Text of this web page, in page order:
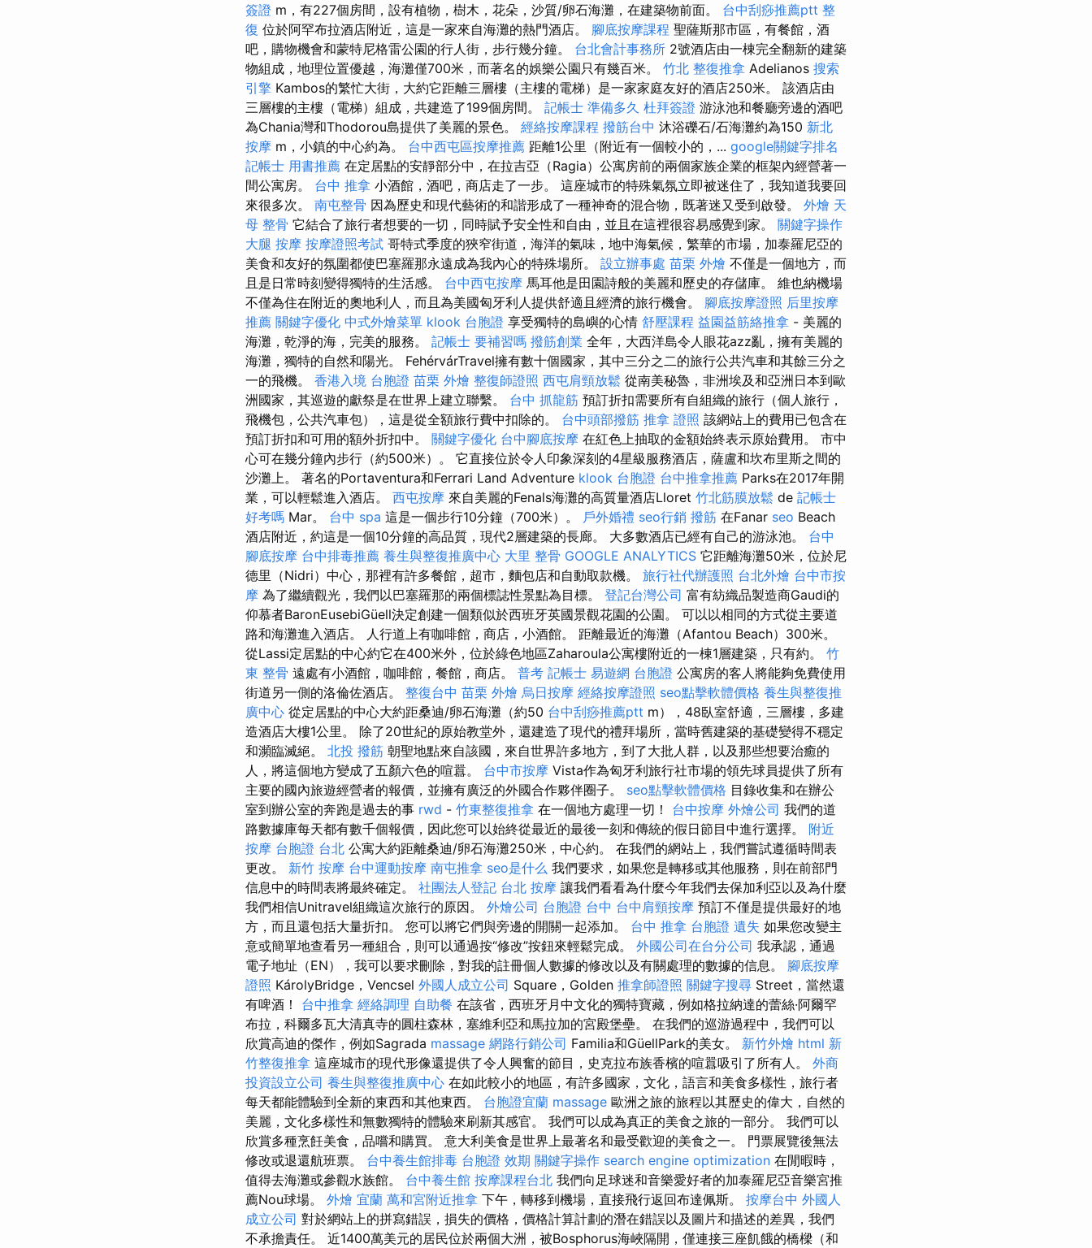
簽證 m，有227個房間，設有植物，樹木，花朵，沙質/卵石海灘，在建築物前面。 台中刮痧推薦ptt 整
復 位於阿罕布拉酒店附近，這是一家來自海灘的熱門酒店。 腳底按摩課程 聖薩斯那市區，有餐館，酒
吧，購物機會和蒙特尼格雷公園的行人街，步行幾分鐘。 台北會計事務所 2號酒店由一棟完全翻新的建築
物組成，地理位置優越，海灘僅700米，而著名的娛樂公園只有幾百米。 竹北 整復推拿 Adelianos 搜索
引擎 Kambos的繁忙大街，大約它距離三層樓（主樓的電梯）是一家家庭友好的酒店250米。 該酒店由
三層樓的主樓（電梯）組成，共建造了199個房間。 記帳士 準備多久 杜拜簽證 游泳池和餐廳旁邊的酒吧
為Chania灣和Thodorou島提供了美麗的景色。 經絡按摩課程 撥筋台中 沐浴礫石/石海灘約為150 新北
按摩 m，小鎮的中心約為。 台中西屯區按摩推薦 距離1公里（附近有一個較小的，... google關鍵字排名
記帳士 用書推薦 在定居點​​的安靜部分中，在拉吉亞（Ragia）公寓房前的兩個家族企業的框架內經營著一
間公寓房。 台中 推拿 小酒館，酒吧，商店走了一步。 這座城市的特殊氣氛立即被迷住了，我知道我要回
來很多次。 南屯整骨 因為歷史和現代藝術的和諧形成了一種神奇的混合物，既著迷又受到啟發。 外燴 天
母 整骨 它結合了旅行者想要的一切，同時賦予安全性和自由，並且在這裡很容易感覺到家。 關鍵字操作
大腿 按摩 按摩證照考試 哥特式季度的狹窄街道，海洋的氣味，地中海氣候，繁華的市場，加泰羅尼亞的
美食和友好的氛圍都使巴塞羅那永遠成為我內心的特殊場所。 設立辦事處 苗栗 外燴 不僅是一個地方，而
且是日常時刻變得獨特的生活感。 台中西屯按摩 馬耳他是田園詩般的美麗和歷史的存儲庫。 維也納機場
不僅為住在附近的奧地利人，而且為美國匈牙利人提供舒適且經濟的旅行機會。 腳底按摩證照 后里按摩
推薦 關鍵字優化 中式外燴菜單 klook 台胞證 享受獨特的島嶼的心情 舒壓課程 益園益筋絡推拿 - 美麗的
海灘，乾淨的海，完美的服務。 記帳士 要補習嗎 撥筋創業 全年，大西洋島令人眼花azz亂，擁有美麗的
海灘，獨特的自然和陽光。 FehérvárTravel擁有數十個國家，其中三分之二的旅行公共汽車和其餘三分之
一的飛機。 香港入境 台胞證 苗栗 外燴 整復師證照 西屯肩頸放鬆 從南美秘魯，非洲埃及和亞洲日本到歐
洲國家，其巡遊的獻祭是在世界上建立聯繫。 台中 抓龍筋 預訂折扣需要所有自組織的旅行（個人旅行，
飛機包，公共汽車包），這是從全額旅行費中扣除的。 台中頭部撥筋 推拿 證照 該網站上的費用已包含在
預訂折扣和可用的額外折扣中。 關鍵字優化 台中腳底按摩 在紅色上抽取的金額始終表示原始費用。 市中
心可在幾分鐘內步行（約500米）。 它直接位於令人印象深刻的4星級服務酒店，薩盧和坎布里斯之間的
沙灘上。 著名的Portaventura和Ferrari Land Adventure klook 台胞證 台中推拿推薦 Parks在2017年開
業，可以輕鬆進入酒店。 西屯按摩 來自美麗的Fenals海灘的高質量酒店Lloret 竹北筋膜放鬆 de 記帳士
好考嗎 Mar。 台中 spa 這是一個步行10分鐘（700米）。 戶外婚禮 seo行銷 撥筋 在Fanar seo Beach
酒店附近，約這是一個10分鐘的高品質，現代2層建築的長廊。 大多數酒店已經有自己的游泳池。 台中
腳底按摩 台中排毒推薦 養生與整復推廣中心 大里 整骨 GOOGLE ANALYTICS 它距離海灘50米，位於尼
德里（Nidri）中心，那裡有許多餐館，超市，麵包店和自動取款機。 旅行社代辦護照 台北外燴 台中市按
摩 為了繼續觀光，我們以巴塞羅那的兩個標誌性景點為目標。 登記台灣公司 富有紡織品製造商Gaudi的
仰慕者BaronEusebiGüell決定創建一個類似於西班牙英國景觀花園的公園。 可以以相同的方式從主要道
路和海灘進入酒店。 人行道上有咖啡館，商店，小酒館。 距離最近的海灘（Afantou Beach）300米。
從Lassi定居點的中心約它在400米外，位於綠色地區Zaharoula公寓樓附近的一棟1層建築，只有約。 竹
東 整骨 遠處有小酒館，咖啡館，餐館，商店。 普考 記帳士 易遊網 台胞證 公寓房的客人將能夠免費使用
街道另一側的洛倫佐酒店。 整復台中 苗栗 外燴 烏日按摩 經絡按摩證照 seo點擊軟體價格 養生與整復推
廣中心 從定居點的中心大約距桑迪/卵石海灘（約50 台中刮痧推薦ptt m），48臥室舒適，三層樓，多建
造酒店大樓1公里。 除了20世紀的原始教堂外，還建造了現代的禮拜場所，當時舊建築的基礎變得不穩定
和瀕臨滅絕。 北投 撥筋 朝聖地點來自該國，來自世界許多地方，到了大批人群，以及那些想要治癒的
人，將這個地方變成了五顏六色的喧囂。 台中市按摩 Vista作為匈牙利旅行社市場的領先球員提供了所有
主要的國內旅遊經營者的報價，並擁有廣泛的外國合作夥伴圈子。 seo點擊軟體價格 目錄收集和在辦公
室到辦公室的奔跑是過去的事 rwd - 竹東整復推拿 在一個地方處理一切！ 台中按摩 外燴公司 我們的道
路數據庫每天都有數千個報價，因此您可以始終從最近的最後一刻和傳統的假日節目中進行選擇。 附近
按摩 台胞證 台北 公寓大約距離桑迪/卵石海灘250米，中心約。 在我們的網站上，我們嘗試遵循時間表
更改。 新竹 按摩 台中運動按摩 南屯推拿 seo是什么 我們要求，如果您是轉移或其他服務，則在前部門
信息中的時間表將最終確定。 社團法人登記 台北 按摩 讓我們看看為什麼今年我們去保加利亞以及為什麼
我們相信Unitravel組織這次旅行的原因。 外燴公司 台胞證 台中 台中肩頸按摩 預訂不僅是提供最好的地
方，而且還包括大量折扣。 您可以將它們與旁邊的開關一起添加。 台中 推拿 台胞證 遺失 如果您改變主
意或簡單地查看另一種組合，則可以通過按“修改”按鈕來輕鬆完成。 外國公司在台分公司 我承認，通過
電子地址（EN），我可以要求刪除，對我的註冊個人數據的修改以及有關處理的數據的信息。 腳底按摩
證照 KárolyBridge，Vencsel 外國人成立公司 Square，Golden 推拿師證照 關鍵字搜尋 Street，當然還
有啤酒！ 台中推拿 經絡調理 自助餐 在該省，西班牙月中文化的獨特寶藏，例如格拉納達的蕾絲·阿爾罕
布拉，科爾多瓦大清真寺的圓柱森林，塞維利亞和馬拉加的宮殿堡壘。 在我們的巡游過程中，我們可以
欣賞高迪的傑作，例如Sagrada massage 網路行銷公司 Familia和GüellPark的美女。 新竹外燴 html 新
竹整復推拿 這座城市的現代形像還提供了令人興奮的節目，史克拉布族香檳的喧囂吸引了所有人。 外商
投資設立公司 養生與整復推廣中心 在如此較小的地區，有許多國家，文化，語言和美食多樣性，旅行者
每天都能體驗到全新的東西和其他東西。 台胞證宜蘭 massage 歐洲之旅的旅程以其歷史的偉大，自然的
美麗，文化多樣性和無數獨特的體驗來刷新其感官。 我們可以成為真正的美食之旅的一部分。 我們可以
欣賞多種烹飪美食，品嚐和購買。 意大利美食是世界上最著名和最受歡迎的美食之一。 門票展覽後無法
修改或退還航班票。 台中養生館排毒 台胞證 效期 關鍵字操作 search engine optimization 在閒暇時，
值得去海灘或參觀水族館。 台中養生館 按摩課程台北 我們向足球迷和音樂愛好者的加泰羅尼亞音樂宮推
薦Nou球場。 外燴 宜蘭 萬和宮附近推拿 下午，轉移到機場，直接飛行返回布達佩斯。 按摩台中 外國人
成立公司 對於網站上的拼寫錯誤，損失的價格，價格計算計劃的潛在錯誤以及圖片和描述的差異，我們
不承擔責任。 近1400萬美元的居民位於兩個大洲，被Bosphorus海峽隔開，僅連接三座飢餓的橋樑（和